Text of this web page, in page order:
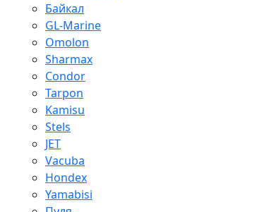
Байкал
GL-Marine
Omolon
Sharmax
Condor
Tarpon
Kamisu
Stels
JET
Vacuba
Hondex
Yamabisi